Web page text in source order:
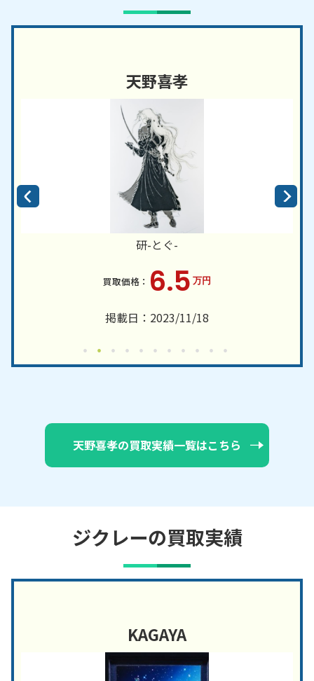
天野喜孝
研-とぐ-
6.5 万円
掲載日：2023/11/18
天野喜孝の買取実績一覧はこちら
ジクレーの買取実績
KAGAYA